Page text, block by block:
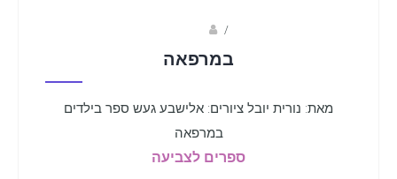
/
במרפאה
מאת: נורית יובל ציורים: אלישבע געש ספר בילדים
במרפאה
ספרים לצביעה